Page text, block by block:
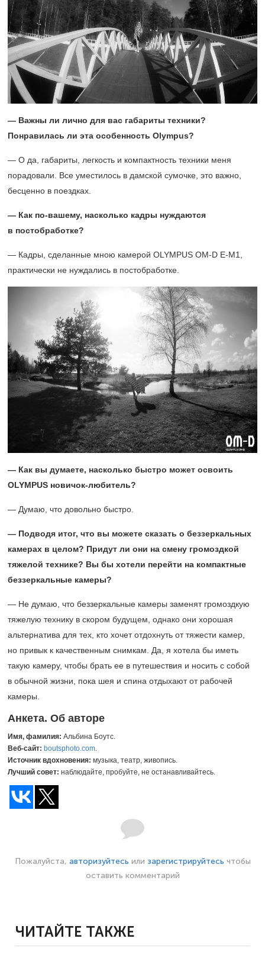
— Важны ли лично для вас габариты техники?
Понравилась ли эта особенность Olympus?
— О да, габариты, легкость и компактность техники меня
порадовали. Все уместилось в дамской сумочке, это важно,
бесценно в поездках.
— Как по-вашему, насколько кадры нуждаются
в постобработке?
— Кадры, сделанные мною камерой OLYMPUS OM-D E-M1,
практически не нуждались в постобработке.
— Как вы думаете, насколько быстро может освоить
OLYMPUS новичок-любитель?
— Думаю, что довольно быстро.
— Подводя итог, что вы можете сказать о беззеркальных
камерах в целом? Придут ли они на смену громоздкой
тяжелой технике? Вы бы хотели перейти на компактные
беззеркальные камеры?
— Не думаю, что беззеркальные камеры заменят громоздкую
тяжелую технику в скором будущем, однако они хорошая
альтернатива для тех, кто хочет отдохнуть от тяжести камер,
но привык к качественным снимкам. Да, я хотела бы иметь
такую камеру, чтобы брать ее в путешествия и носить с собой
в обычной жизни, пока шея и спина отдыхают от рабочей
камеры.
Анкета. Об авторе
Имя, фамилия: Альбина Боутс.
Веб-сайт: boutsphoto.com.
Источник вдохновения: музыка, театр, живопись.
Лучший совет: наблюдайте, пробуйте, не останавливайтесь.
Пожалуйста, авторизуйтесь или зарегистрируйтесь чтобы
оставить комментарий
ЧИТАЙТЕ ТАКЖЕ